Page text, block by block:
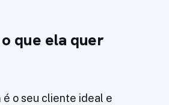
que ela quer
o seu cliente ideal e